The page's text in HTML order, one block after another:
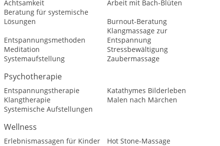
Achtsamkeit
Arbeit mit Bach-Blüten
Beratung für systemische
Lösungen
Burnout-Beratung
Entspannungsmethoden
Klangmassage zur
Entspannung
Meditation
Stressbewältigung
Systemaufstellung
Zaubermassage
Psychotherapie
Entspannungstherapie
Katathymes Bilderleben
Klangtherapie
Malen nach Märchen
Systemische Aufstellungen
Wellness
Erlebnismassagen für Kinder Hot Stone-Massage